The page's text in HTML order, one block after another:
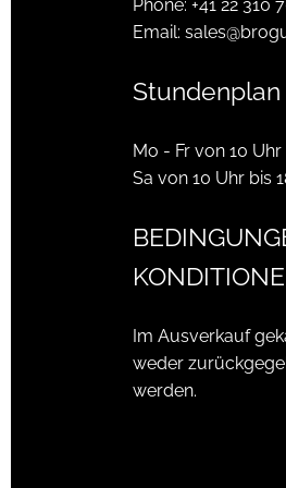
Phone: +41 22 310
Email:
Stundenplan
Mo - Fr von 10
Sa von 10 Uhr bis
Im Ausverkauf
weder
werden.